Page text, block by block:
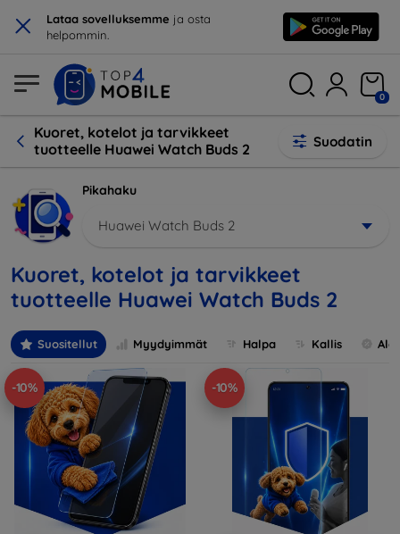
× Lataa sovelluksemme ja osta
helpommin.
0
Kuoret, kotelot ja tarvikkeet
tuotteelle Huawei Watch Buds 2
Suodatin
Pikahaku
Huawei Watch Buds 2
Kuoret, kotelot ja tarvikkeet
tuotteelle Huawei Watch Buds 2
Suositellut Myydyimmät Halpa Kallis
-10% -10%